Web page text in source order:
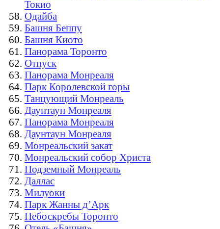
Токио
Одайба
Башня Беппу
Башня Киото
Панорама Торонто
Отпуск
Панорама Монреаля
Парк Королевской горы
Танцующий Монреаль
Даунтаун Монреаля
Панорама Монреаля
Даунтаун Монреаля
Монреальский закат
Монреальский собор Христа
Подземный Монреаль
Даллас
Милуоки
Парк Жанны д’Арк
Небоскребы Торонто